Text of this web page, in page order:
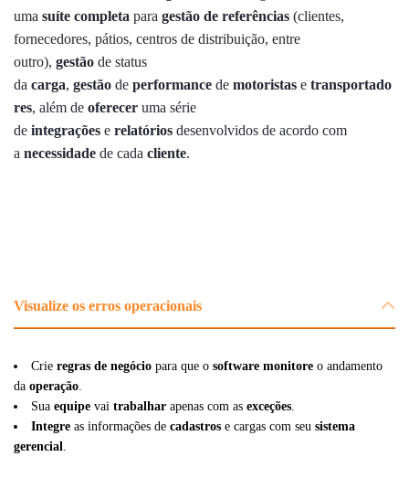
uma suíte completa para gestão de referências (clientes,
fornecedores, pátios, centros de distribuição, entre
outro), gestão de status
da carga, gestão de performance de motoristas e transportado
res, além de oferecer uma série
de integrações e relatórios desenvolvidos de acordo com
a necessidade de cada cliente.
Visualize os erros operacionais
Crie regras de negócio para que o software monitore o andamento
da operação.
Sua equipe vai trabalhar apenas com as exceções.
Integre as informações de cadastros e cargas com seu sistema
gerencial.